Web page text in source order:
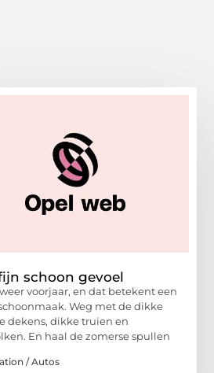
schoon gevoel
voorjaar, en dat betekent een
Weg met de dikke
dekens, dikke truien en
En haal de zomerse spullen
/ Autos